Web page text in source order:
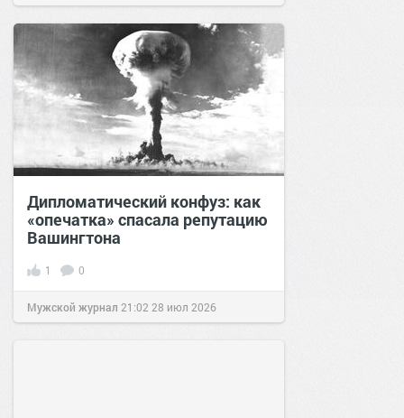
Дипломатический конфуз: как
«опечатка» спасала репутацию
Вашингтона
1 0
Мужской журнал 21:02 28 июл 2026